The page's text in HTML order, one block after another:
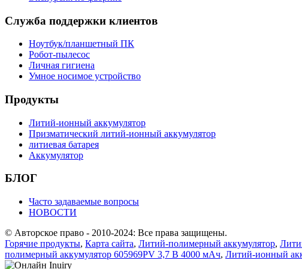
Служба поддержки клиентов
Ноутбук/планшетный ПК
Робот-пылесос
Личная гигиена
Умное носимое устройство
Продукты
Литий-ионный аккумулятор
Призматический литий-ионный аккумулятор
литиевая батарея
Аккумулятор
БЛОГ
Часто задаваемые вопросы
НОВОСТИ
© Авторское право - 2010-2024: Все права защищены.
Горячие продукты, Карта сайта, Литий-полимерный аккумулятор,
полимерный аккумулятор 605969PV 3,7 В 4000 мАч, Литий-ионный